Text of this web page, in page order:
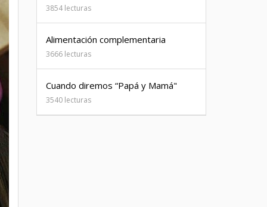
3854 lecturas
Alimentación complementaria
3666 lecturas
Cuando diremos “Papá y Mamá"
3540 lecturas